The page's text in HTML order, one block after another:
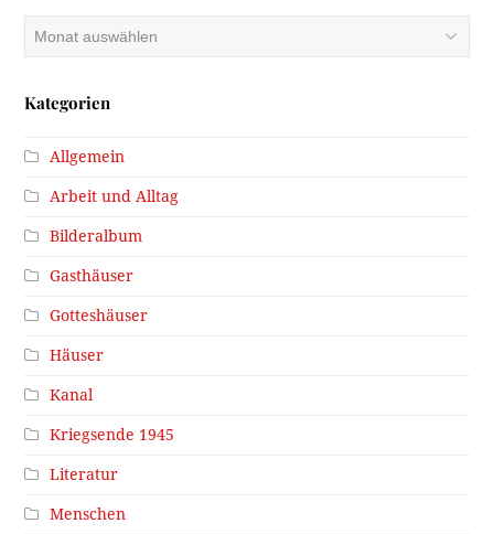
Kategorien
Allgemein
Arbeit und Alltag
Bilderalbum
Gasthäuser
Gotteshäuser
Häuser
Kanal
Kriegsende 1945
Literatur
Menschen